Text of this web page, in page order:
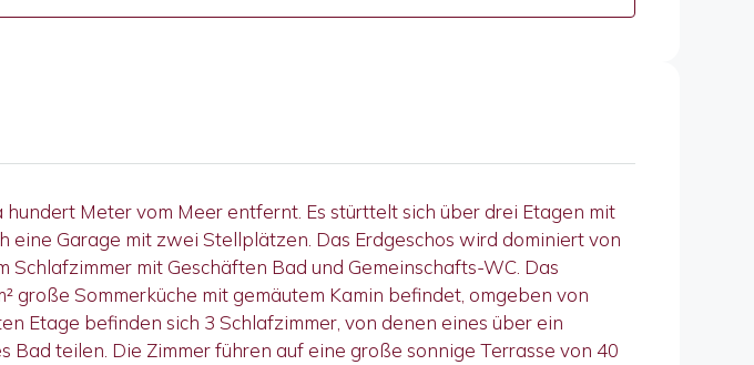
Meter vom Meer entfernt. Es stürttelt sich über drei Etagen mit
eine Garage mit zwei Stellplätzen. Das Erdgeschos wird dominiert von
mit Geschäften Bad und Gemeinschafts-WC. Das
große Sommerküche mit gemäutem Kamin befindet, omgeben von
Etage befinden sich 3 Schlafzimmer, von denen eines über ein
teilen. Die Zimmer führen auf eine große sonnige Terrasse von 40